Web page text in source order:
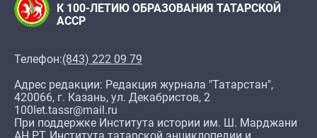
К 100-ЛЕТИЮ ОБРАЗОВАНИЯ ТАТАРСКОЙ
АССР
Телефон:(843) 222 09 79
Адрес редакции: Редакция журнала "Татарстан",
420066, г. Казань, ул. Декабристов, 2
100let.tassr@mail.ru
При поддержке Института истории им. Ш. Марджани